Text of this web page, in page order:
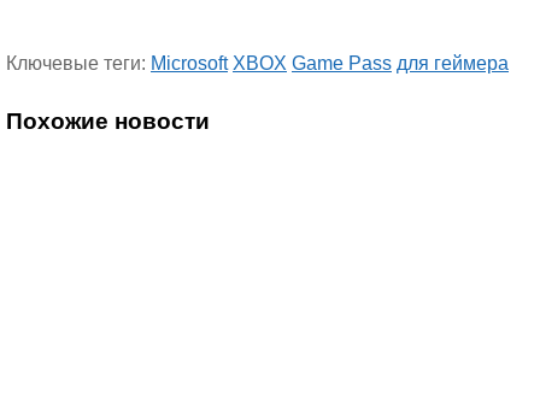
Ключевые теги: Microsoft XBOX Game Pass для геймера
Похожие новости